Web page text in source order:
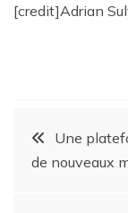
[credit]Adrian
Une
de nouveaux